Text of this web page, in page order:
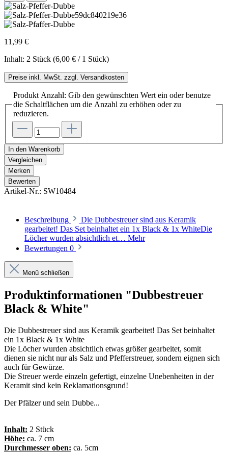
11,99 €
Inhalt: 2 Stück (6,00 € / 1 Stück)
Preise inkl. MwSt. zzgl. Versandkosten
Produkt Anzahl: Gib den gewünschten Wert ein oder benutze
die Schaltflächen um die Anzahl zu erhöhen oder zu
reduzieren.
In den Warenkorb
Vergleichen
Merken
Bewerten
Artikel-Nr.: SW10484
Beschreibung
Die Dubbestreuer sind aus Keramik
gearbeitet! Das Set beinhaltet ein 1x Black & 1x WhiteDie
Löcher wurden absichtlich et… Mehr
Bewertungen 0
Menü schließen
Produktinformationen "Dubbestreuer
Black & White"
Die Dubbestreuer sind aus Keramik gearbeitet! Das Set beinhaltet
ein 1x Black & 1x White
Die Löcher wurden absichtlich etwas größer gearbeitet, somit
dienen sie nicht nur als Salz und Pfefferstreuer, sondern eignen sich
auch für Gewürze.
Die Streuer werde einzeln gefertigt, einzelne Unebenheiten in der
Keramit sind kein Reklamationsgrund!
Der Pfälzer und sein Dubbe...
Inhalt: 2 Stück
Höhe: ca. 7 cm
Durchmesser oben: ca. 5cm